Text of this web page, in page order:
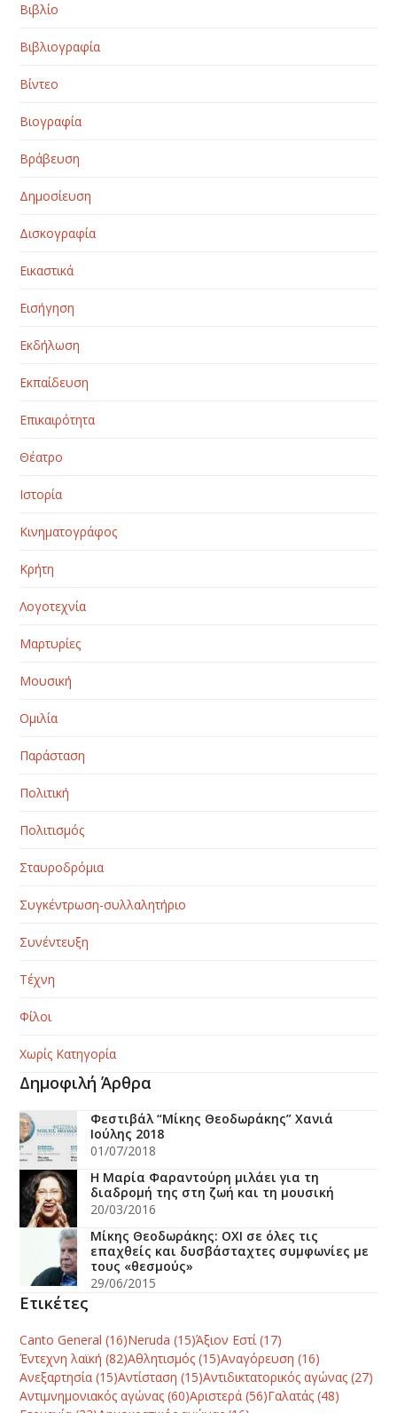
Βιβλίο
Βιβλιογραφία
Βίντεο
Βιογραφία
Βράβευση
Δημοσίευση
Δισκογραφία
Εικαστικά
Εισήγηση
Εκδήλωση
Εκπαίδευση
Επικαιρότητα
Θέατρο
Ιστορία
Κινηματογράφος
Κρήτη
Λογοτεχνία
Μαρτυρίες
Μουσική
Ομιλία
Παράσταση
Πολιτική
Πολιτισμός
Σταυροδρόμια
Συγκέντρωση-συλλαλητήριο
Συνέντευξη
Τέχνη
Φίλοι
Χωρίς Κατηγορία
Δημοφιλή Άρθρα
Φεστιβάλ “Μίκης Θεοδωράκης” Χανιά
Ιούλης 2018
01/07/2018
Η Μαρία Φαραντούρη μιλάει για τη
διαδρομή της στη ζωή και τη μουσική
20/03/2016
Μίκης Θεοδωράκης: ΟΧΙ σε όλες τις
επαχθείς και δυσβάσταχτες συμφωνίες με
τους «θεσμούς»
29/06/2015
Ετικέτες
Canto General (16)Neruda (15)Άξιον Εστί(17)
Έντεχνη λαϊκή (82)Αθλητισμός (15)Αναγόρευση (16)
Ανεξαρτησία (15)Αντίσταση (15)Αντιδικτατορικός αγώνας (27)
Αντιμνημονιακός αγώνας (60)Αριστερά (56)Γαλατάς (48)